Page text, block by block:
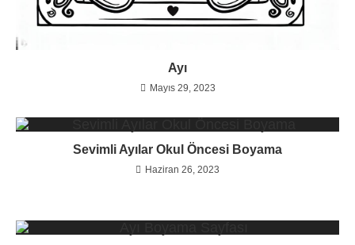
Ayı
Mayıs 29, 2023
Sevimli Ayılar Okul Öncesi Boyama
Haziran 26, 2023